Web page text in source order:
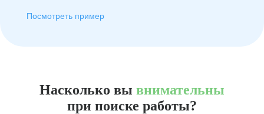
Посмотреть пример
Насколько вы внимательны
при поиске работы?